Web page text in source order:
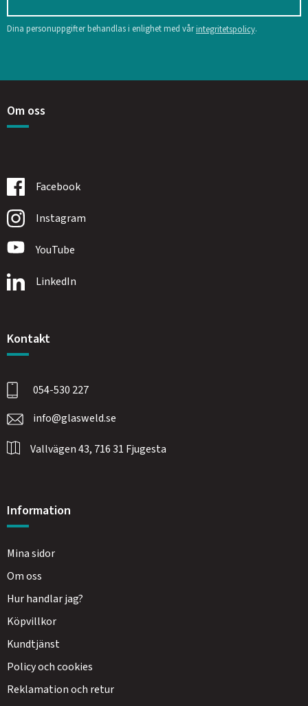
Dina personuppgifter behandlas i enlighet med vårintegritetspolicy.
Om oss
Facebook
Instagram
YouTube
LinkedIn
Kontakt
054-530 227
info@glasweld.se
Vallvägen 43, 716 31 Fjugesta
Information
Mina sidor
Om oss
Hur handlar jag?
Köpvillkor
Kundtjänst
Policy och cookies
Reklamation och retur